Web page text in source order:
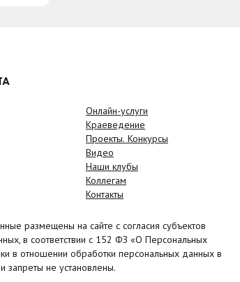
Онлайн-услуги
Краеведение
Проекты. Конкурсы
Видео
Наши клубы
Коллегам
Контакты
размещены на сайте с согласия субъектов
в соответствии с 152 ФЗ «О Персональных
в отношении обработки персональных данных в
запреты не установлены.